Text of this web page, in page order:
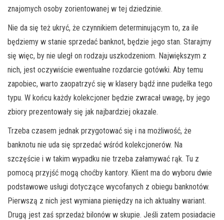
znajomych osoby zorientowanej w tej dziedzinie.
Nie da się też ukryć, że czynnikiem determinującym to, za ile
będziemy w stanie sprzedać banknot, będzie jego stan. Starajmy
się więc, by nie uległ on rodzaju uszkodzeniom. Największym z
nich, jest oczywiście ewentualne rozdarcie gotówki. Aby temu
zapobiec, warto zaopatrzyć się w klasery bądź inne pudełka tego
typu. W końcu każdy kolekcjoner będzie zwracał uwagę, by jego
zbiory prezentowały się jak najbardziej okazale.
Trzeba czasem jednak przygotować się i na możliwość, że
banknotu nie uda się sprzedać wśród kolekcjonerów. Na
szczęście i w takim wypadku nie trzeba załamywać rąk. Tu z
pomocą przyjść mogą choćby kantory. Klient ma do wyboru dwie
podstawowe usługi dotyczące wycofanych z obiegu banknotów.
Pierwszą z nich jest wymiana pieniędzy na ich aktualny wariant.
Drugą jest zaś sprzedaż bilonów w skupie. Jeśli zatem posiadacie